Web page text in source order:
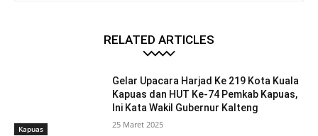
RELATED ARTICLES
Kapuas
Gelar Upacara Harjad Ke 219 Kota Kuala
Kapuas dan HUT Ke-74 Pemkab Kapuas,
Ini Kata Wakil Gubernur Kalteng
25 Maret 2025